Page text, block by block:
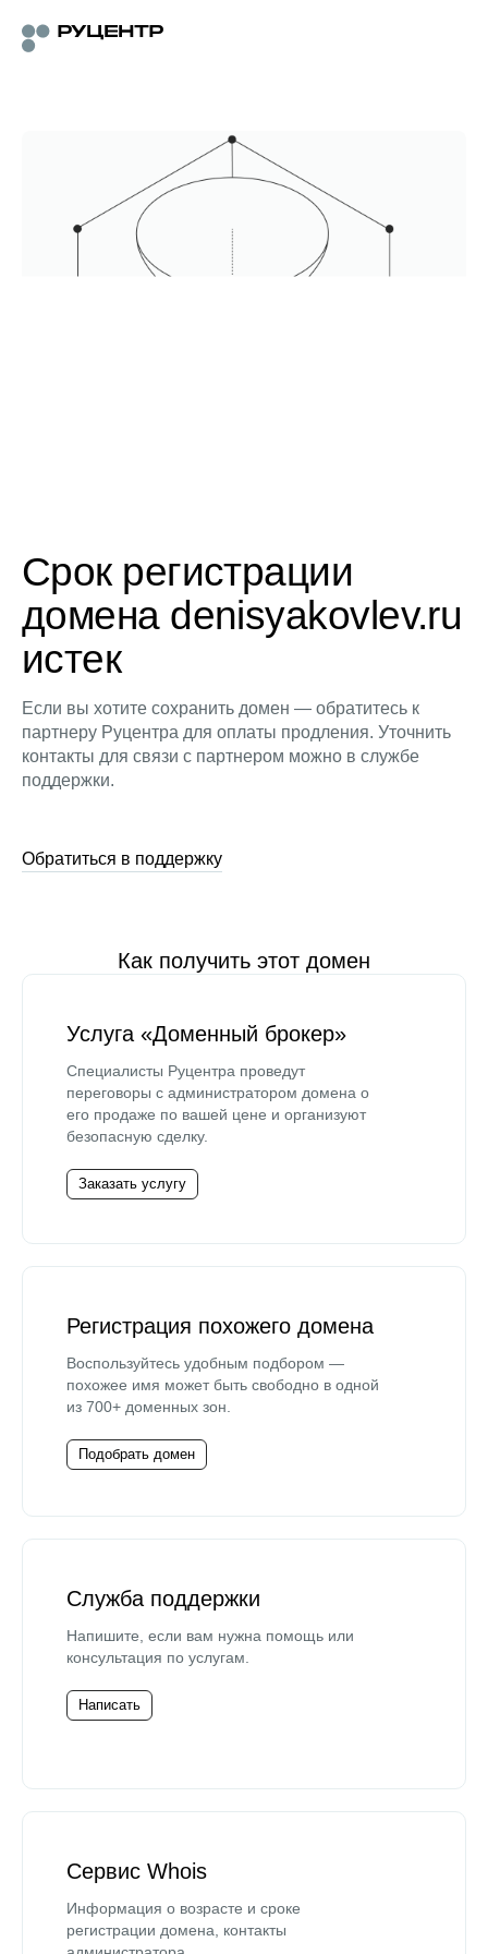
Срок регистрации
домена denisyakovlev.ru
истек
Если вы хотите сохранить домен — обратитесь к
партнеру Руцентра для оплаты продления. Уточнить
контакты для связи с партнером можно в службе
поддержки.
Обратиться в поддержку
Как получить этот домен
Услуга «Доменный брокер»
Специалисты Руцентра проведут
переговоры с администратором домена о
его продаже по вашей цене и организуют
безопасную сделку.
Заказать услугу
Регистрация похожего домена
Воспользуйтесь удобным подбором —
похожее имя может быть свободно в одной
из 700+ доменных зон.
Подобрать домен
Служба поддержки
Напишите, если вам нужна помощь или
консультация по услугам.
Написать
Сервис Whois
Информация о возрасте и сроке
регистрации домена, контакты